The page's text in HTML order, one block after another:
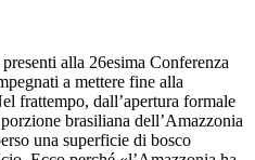
alla 26esima Conferenza
a mettere fine alla
frattempo, dall’apertura formale
brasiliana dell’Amazzonia
una superficie di bosco